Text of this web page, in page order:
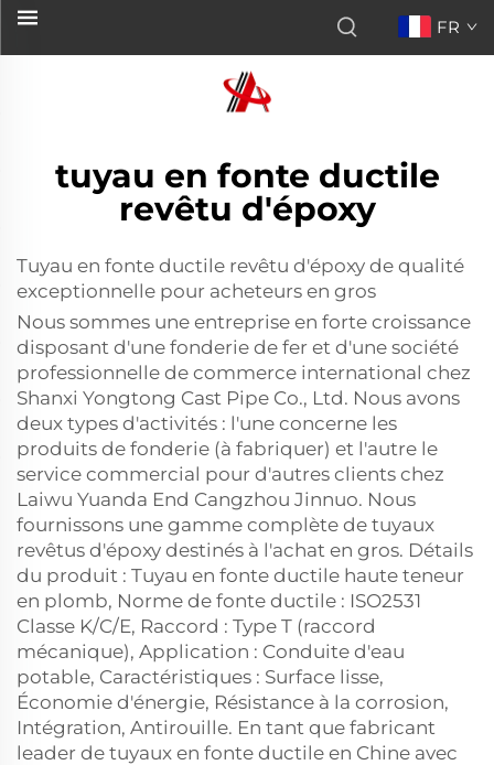
FR
tuyau en fonte ductile
revêtu d'époxy
Tuyau en fonte ductile revêtu d'époxy de qualité
exceptionnelle pour acheteurs en gros
Nous sommes une entreprise en forte croissance
disposant d'une fonderie de fer et d'une société
professionnelle de commerce international chez
Shanxi Yongtong Cast Pipe Co., Ltd. Nous avons
deux types d'activités : l'une concerne les
produits de fonderie (à fabriquer) et l'autre le
service commercial pour d'autres clients chez
Laiwu Yuanda End Cangzhou Jinnuo. Nous
fournissons une gamme complète de tuyaux
revêtus d'époxy destinés à l'achat en gros. Détails
du produit : Tuyau en fonte ductile haute teneur
en plomb, Norme de fonte ductile : ISO2531
Classe K/C/E, Raccord : Type T (raccord
mécanique), Application : Conduite d'eau
potable, Caractéristiques : Surface lisse,
Économie d'énergie, Résistance à la corrosion,
Intégration, Antirouille. En tant que fabricant
leader de tuyaux en fonte ductile en Chine avec